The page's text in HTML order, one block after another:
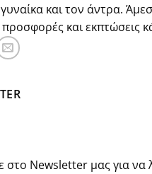
και τον άντρα.
και εκπτώσεις
στο Newsletter μας για να